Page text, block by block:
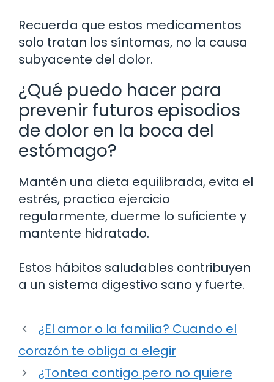
Recuerda que estos medicamentos
solo tratan los síntomas, no la causa
subyacente del dolor.
¿Qué puedo hacer para
prevenir futuros episodios
de dolor en la boca del
estómago?
Mantén una dieta equilibrada, evita el
estrés, practica ejercicio
regularmente, duerme lo suficiente y
mantente hidratado.
Estos hábitos saludables contribuyen
a un sistema digestivo sano y fuerte.
¿El amor o la familia? Cuando el
corazón te obliga a elegir
¿Tontea contigo pero no quiere